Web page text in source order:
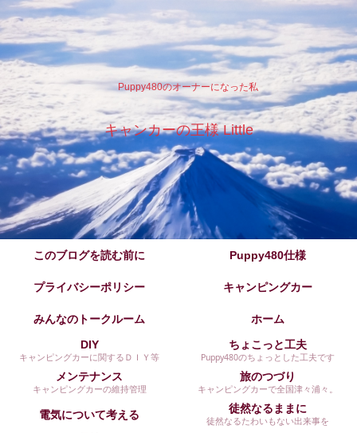
Puppy480のオーナーになった私
キャンカーの王様 Little
このブログを読む前に Puppy480仕様
プライバシーポリシー キャンピングカー
みんなのトークルーム
ホーム
DIY
キャンピングカーに関するＤＩＹ等
ちょこっと工夫
Puppy480のちょっとした工夫です
メンテナンス
キャンピングカーの維持管理
旅のつづり
キャンピングカーで全国津々浦々。
電気について考える 徒然なるままに
徒然なるたわいもない出来事を